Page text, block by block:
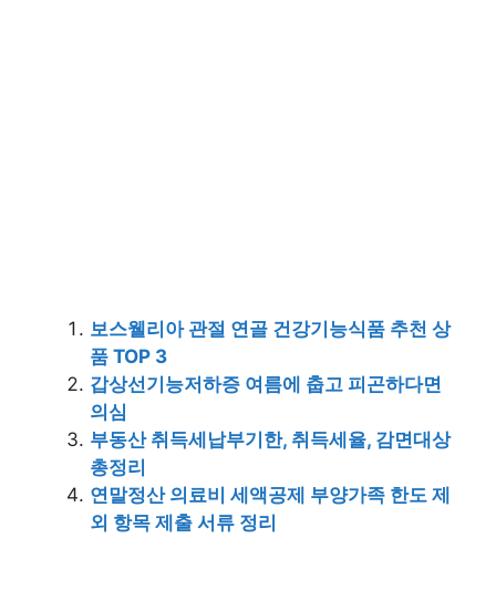
보스웰리아 관절 연골 건강기능식품 추천 상
품 TOP 3
갑상선기능저하증 여름에 춥고 피곤하다면
의심
부동산 취득세납부기한, 취득세율, 감면대상
총정리
연말정산 의료비 세액공제 부양가족 한도 제
외 항목 제출 서류 정리